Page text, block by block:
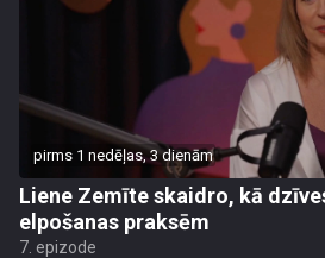
pirms 1 nedēļas, 3 dienām
Liene Zemīte skaidro, kā
elpošanas praksēm
7. epizode